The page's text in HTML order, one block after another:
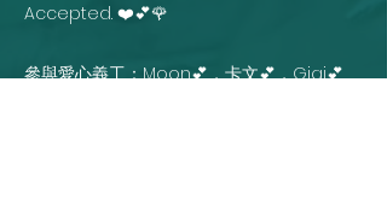
Accepted. ❤️💕🌹
參與愛心義工：Moon💕，卡文💕，Gigi💕